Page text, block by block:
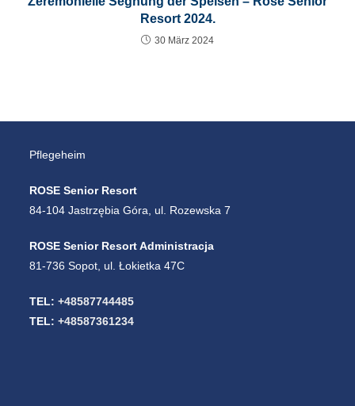
Resort 2024.
30 März 2024
Pflegeheim
ROSE Senior Resort
84-104 Jastrzębia Góra, ul. Rozewska 7
ROSE Senior Resort Administracja
81-736 Sopot, ul. Łokietka 47C
TEL:+48587744485
TEL:+48587361234